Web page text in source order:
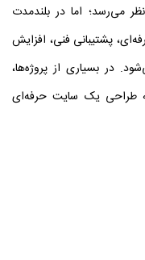
می‌رسد؛ اما در بلندمدت
پشتیبانی فنی، افزایش
در بسیاری از پروژه‌ها،
طراحی یک سایت حرفه‌ای